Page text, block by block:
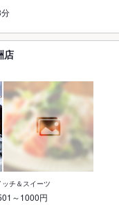
店
チ＆スイーツ
～1000円